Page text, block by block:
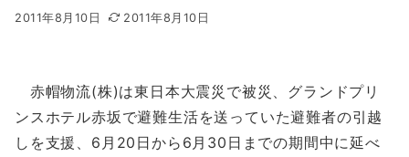
2011年8月10日 2011年8月10日
赤帽物流(株)は東日本大震災で被災、グランドプリ
ンスホテル赤坂で避難生活を送っていた避難者の引越
しを支援、6月20日から6月30日までの期間中に延べ